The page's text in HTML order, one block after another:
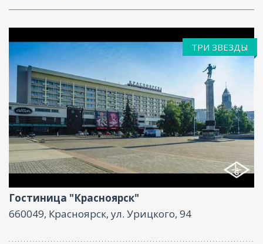
Бар, Парковка, Интернет, Бизнес-центр
ТРИ ЗВЕЗДЫ
Гостиница "Красноярск"
660049, Красноярск, ул. Урицкого, 94